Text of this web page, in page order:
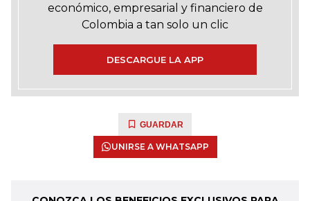
económico, empresarial y financiero de
Colombia a tan solo un clic
DESCARGUE LA APP
GUARDAR
UNIRSE A WHATSAPP